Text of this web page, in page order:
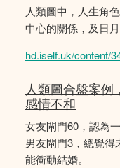
人類圖中，人生角
中心的關係，及日
hd.iself.uk/content/
人類圖合盤案
感情不和
女友閘門60，認為
男友閘門3，總覺得
能衝動結婚。